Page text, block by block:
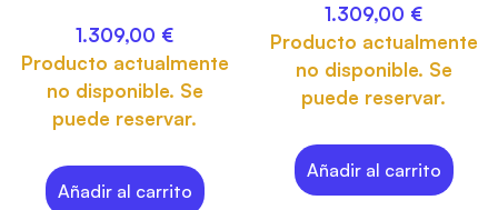
1.309,00 €
Producto actualmente
no disponible. Se
puede reservar.
Añadir al carrito
1.309,00 €
Producto actualmente
no disponible. Se
puede reservar.
Añadir al carrito